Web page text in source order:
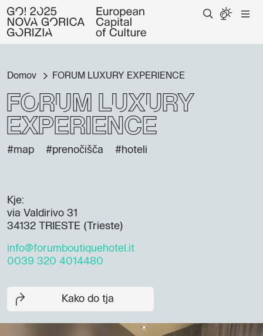
Domov FORUM LUXURY EXPERIENCE
FORUM LUXURY
EXPERIENCE
#map #prenočišča #hoteli
Kje:
via Valdirivo 31
34132 TRIESTE (Trieste)
info@forumboutiquehotel.it
0039 320 4014480
Kako do tja